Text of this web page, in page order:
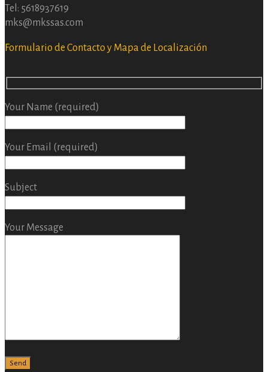
Tel: 5618937619
mks@mkssas.com
Formulario de Contacto y Mapa de Localización
Your Name (required)
Your Email (required)
Subject
Your Message